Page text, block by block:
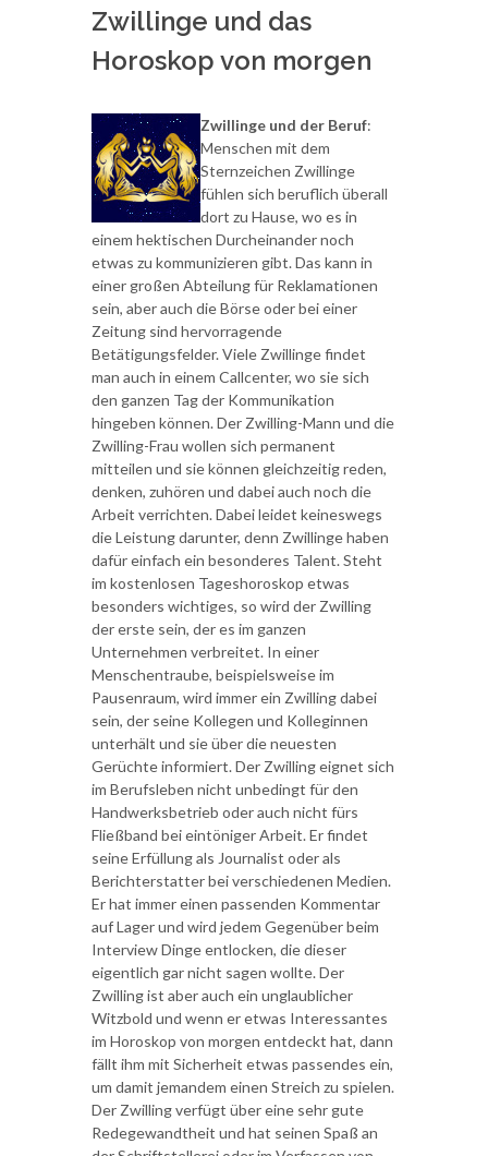
Zwillinge und das
Horoskop von morgen
Zwillinge und der Beruf:
Menschen mit dem
Sternzeichen Zwillinge
fühlen sich beruflich überall
dort zu Hause, wo es in
einem hektischen Durcheinander noch
etwas zu kommunizieren gibt. Das kann in
einer großen Abteilung für Reklamationen
sein, aber auch die Börse oder bei einer
Zeitung sind hervorragende
Betätigungsfelder. Viele Zwillinge findet
man auch in einem Callcenter, wo sie sich
den ganzen Tag der Kommunikation
hingeben können. Der Zwilling-Mann und die
Zwilling-Frau wollen sich permanent
mitteilen und sie können gleichzeitig reden,
denken, zuhören und dabei auch noch die
Arbeit verrichten. Dabei leidet keineswegs
die Leistung darunter, denn Zwillinge haben
dafür einfach ein besonderes Talent. Steht
im kostenlosen Tageshoroskop etwas
besonders wichtiges, so wird der Zwilling
der erste sein, der es im ganzen
Unternehmen verbreitet. In einer
Menschentraube, beispielsweise im
Pausenraum, wird immer ein Zwilling dabei
sein, der seine Kollegen und Kolleginnen
unterhält und sie über die neuesten
Gerüchte informiert. Der Zwilling eignet sich
im Berufsleben nicht unbedingt für den
Handwerksbetrieb oder auch nicht fürs
Fließband bei eintöniger Arbeit. Er findet
seine Erfüllung als Journalist oder als
Berichterstatter bei verschiedenen Medien.
Er hat immer einen passenden Kommentar
auf Lager und wird jedem Gegenüber beim
Interview Dinge entlocken, die dieser
eigentlich gar nicht sagen wollte. Der
Zwilling ist aber auch ein unglaublicher
Witzbold und wenn er etwas Interessantes
im Horoskop von morgen entdeckt hat, dann
fällt ihm mit Sicherheit etwas passendes ein,
um damit jemandem einen Streich zu spielen.
Der Zwilling verfügt über eine sehr gute
Redegewandtheit und hat seinen Spaß an